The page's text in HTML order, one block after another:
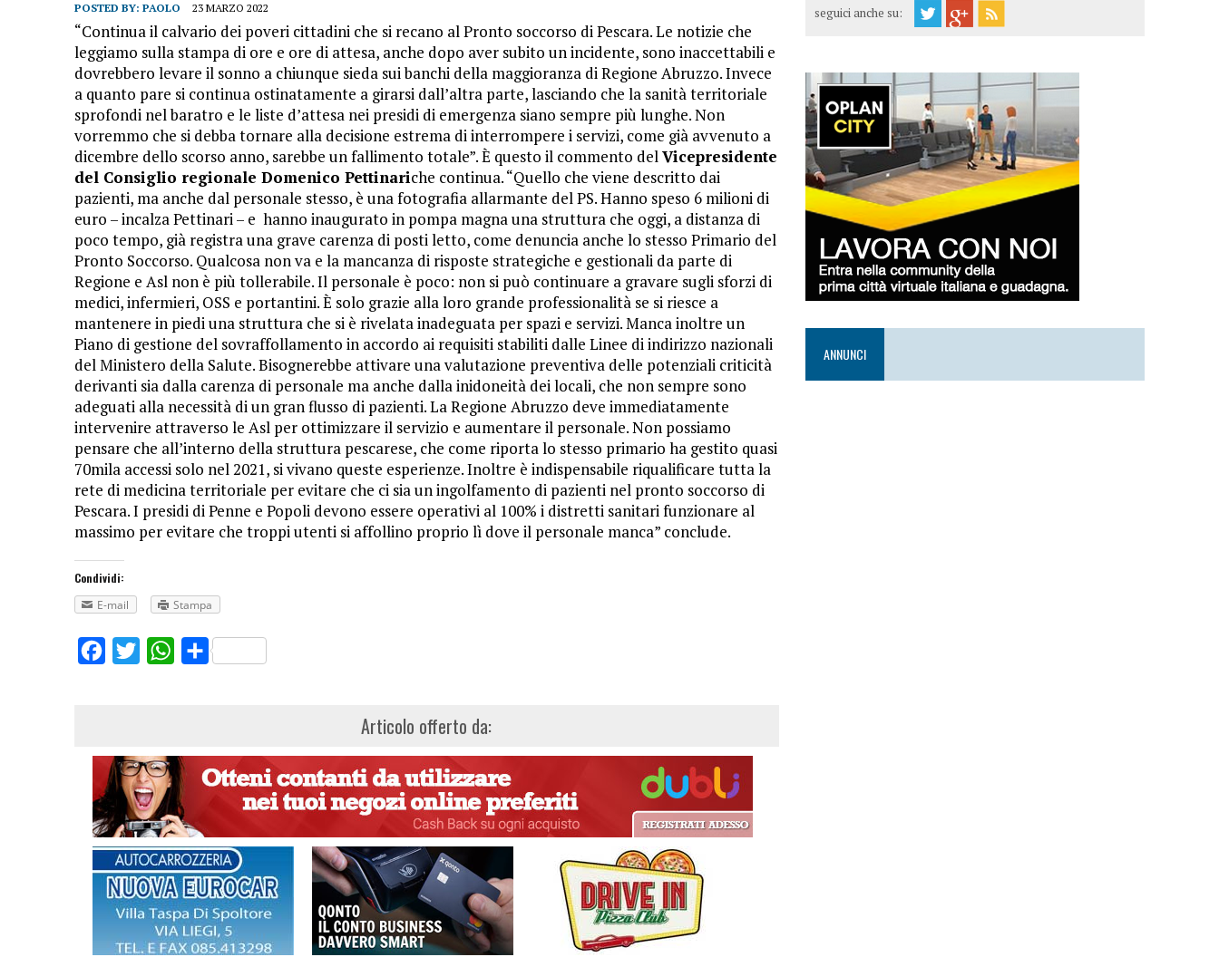
POSTED BY: PAOLO 23 MARZO 2022
“Continua il calvario dei poveri cittadini che si recano al Pronto soccorso di Pescara. Le notizie che
leggiamo sulla stampa di ore e ore di attesa, anche dopo aver subito un incidente, sono inaccettabili e
dovrebbero levare il sonno a chiunque sieda sui banchi della maggioranza di Regione Abruzzo. Invece
a quanto pare si continua ostinatamente a girarsi dall’altra parte, lasciando che la sanità territoriale
sprofondi nel baratro e le liste d’attesa nei presidi di emergenza siano sempre più lunghe. Non
vorremmo che si debba tornare alla decisione estrema di interrompere i servizi, come già avvenuto a
dicembre dello scorso anno, sarebbe un fallimento totale”. È questo il commento delVicepresidente
del Consiglio regionale Domenico Pettinariche continua. “Quello che viene descritto dai
pazienti, ma anche dal personale stesso, è una fotografia allarmante del PS. Hanno speso 6 milioni di
euro – incalza Pettinari – e hanno inaugurato in pompa magna una struttura che oggi, a distanza di
poco tempo, già registra una grave carenza di posti letto, come denuncia anche lo stesso Primario del
Pronto Soccorso. Qualcosa non va e la mancanza di risposte strategiche e gestionali da parte di
Regione e Asl non è più tollerabile. Il personale è poco: non si può continuare a gravare sugli sforzi di
medici, infermieri, OSS e portantini. È solo grazie alla loro grande professionalità se si riesce a
mantenere in piedi una struttura che si è rivelata inadeguata per spazi e servizi. Manca inoltre un
Piano di gestione del sovraffollamento in accordo ai requisiti stabiliti dalle Linee di indirizzo nazionali
del Ministero della Salute. Bisognerebbe attivare una valutazione preventiva delle potenziali criticità
derivanti sia dalla carenza di personale ma anche dalla inidoneità dei locali, che non sempre sono
adeguati alla necessità di un gran flusso di pazienti. La Regione Abruzzo deve immediatamente
intervenire attraverso le Asl per ottimizzare il servizio e aumentare il personale. Non possiamo
pensare che all’interno della struttura pescarese, che come riporta lo stesso primario ha gestito quasi
70mila accessi solo nel 2021, si vivano queste esperienze. Inoltre è indispensabile riqualificare tutta la
rete di medicina territoriale per evitare che ci sia un ingolfamento di pazienti nel pronto soccorso di
Pescara. I presidi di Penne e Popoli devono essere operativi al 100% i distretti sanitari funzionare al
massimo per evitare che troppi utenti si affollino proprio lì dove il personale manca” conclude.
Condividi:
E-mail
Stampa
FacebookTwitterWhatsApp
Share
Articolo offerto da:
seguici anche su:
ANNUNCI